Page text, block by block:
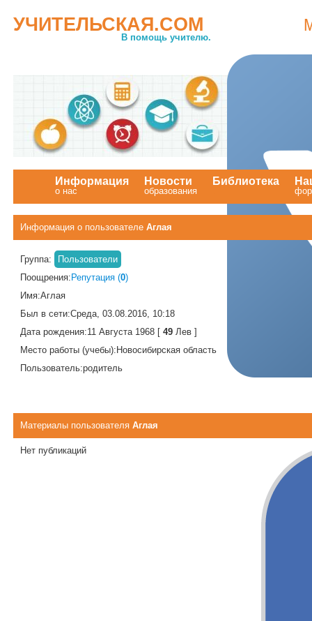
УЧИТЕЛЬСКАЯ.COM
В помощь учителю.
Информация
о нас
Новости
образования
Библиотека
Информация о пользователе Аглая
Группа:
Пользователи
Поощрения: Репутация (0)
Имя:Аглая
Был в сети:Среда, 03.08.2016, 10:18
Дата рождения:11 Августа 1968 [ 49 Лев ]
Место работы (учебы): Новосибирская область
Пользователь:родитель
Материалы пользователя Аглая
Нет публикаций